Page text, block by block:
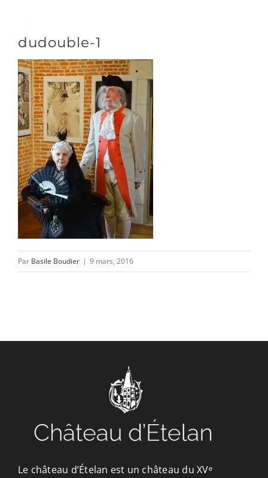
contenu
DÉCOUVRIR
VENIR
NOUS SUIVRE
L’ASSOCIATION
CONTACT/ACCÈS
dudouble-1
Par Basile Boudier | 9 mars, 2016
Le château d’Ételan est un château du XVᵉ